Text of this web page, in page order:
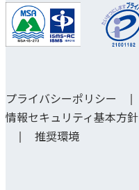
プライバシーポリシー
情報セキュリティ基本方針
推奨環境